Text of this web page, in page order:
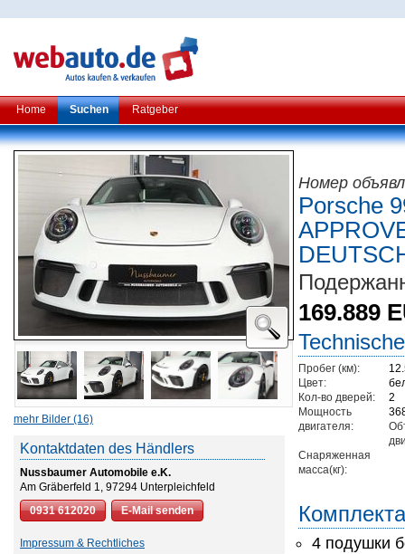
Home Suchen Ratgeber
mehr Bilder (16)
Kontaktdaten des Händlers
Nussbaumer Automobile e.K.
Am Gräberfeld 1, 97294 Unterpleichfeld
0931 612020
E-Mail senden
Impressum & Rechtliches
Номер
Porsche
169.889
Пробег (км):
Цвет:
Кол-во дверей:
2
Мощность
двигателя:
Снаряженная
масса(кг):
4 подушки